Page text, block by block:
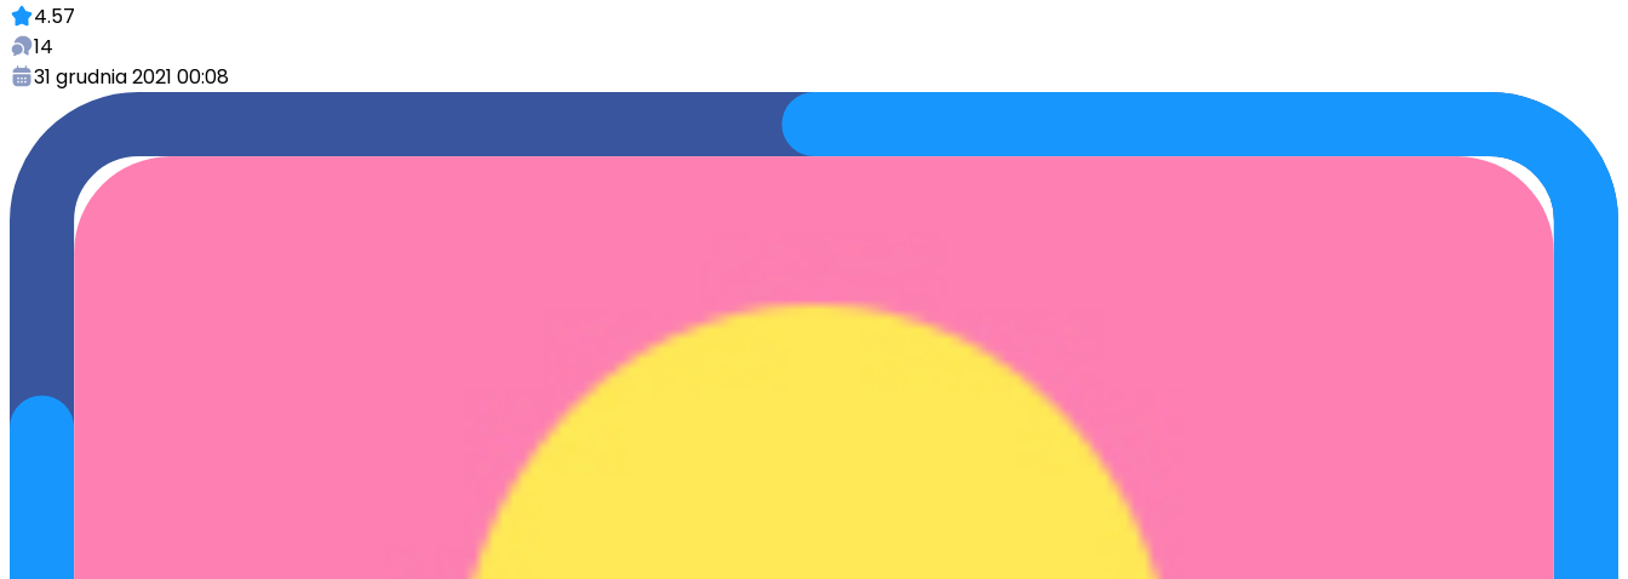
4.57
14
31 grudnia 2021 00:08